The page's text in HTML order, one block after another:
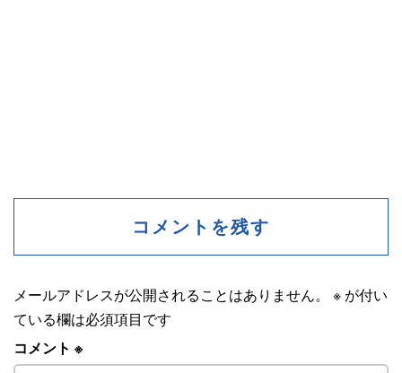
コメントを残す
メールアドレスが公開されることはありません。 ※ が付い
ている欄は必須項目です
コメント ※